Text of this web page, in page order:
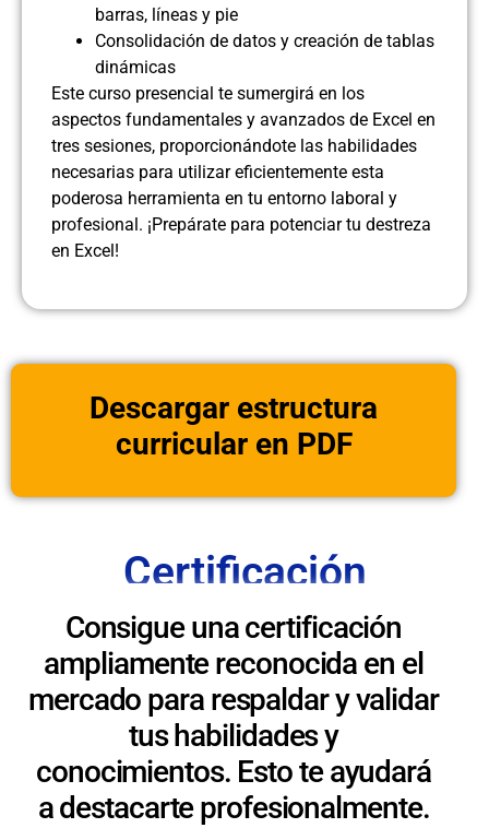
barras, líneas y pie
Consolidación de datos y creación de tablas
dinámicas
Este curso presencial te sumergirá en los
aspectos fundamentales y avanzados de Excel en
tres sesiones, proporcionándote las habilidades
necesarias para utilizar eficientemente esta
poderosa herramienta en tu entorno laboral y
profesional. ¡Prepárate para potenciar tu destreza
en Excel!
Descargar estructura
curricular en PDF
Certificación
Consigue una certificación
ampliamente reconocida en el
mercado para respaldar y validar
tus habilidades y
conocimientos. Esto te ayudará
a destacarte profesionalmente.